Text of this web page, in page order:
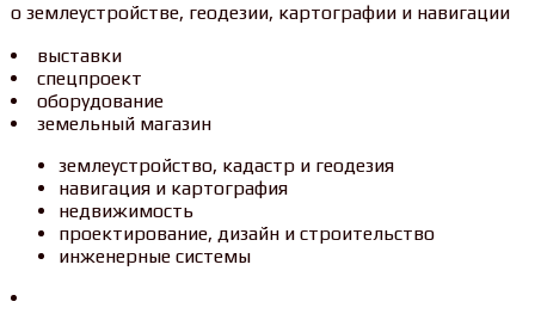
о землеустройстве, геодезии, картографии и навигации
выставки
спецпроект
оборудование
земельный магазин
землеустройство, кадастр и геодезия
навигация и картография
недвижимость
проектирование, дизайн и строительство
инженерные системы